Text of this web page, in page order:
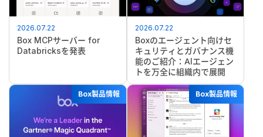
2026.07.22
Box MCPサーバー for
Databricksを発表
2026.07.22
Boxのエージェント向けセ
キュリティとガバナンス機
能のご紹介：AIエージェン
トを万全に組織内で展開
Box製品情報 Box製品情報